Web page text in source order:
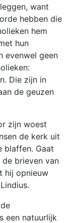
want
hebben die
hem
hun
evenwel geen
Die zijn in
de geuzen
zijn woest
de kerk uit
blaffen. Gaat
brieven van
hij opnieuw
een natuurlijk